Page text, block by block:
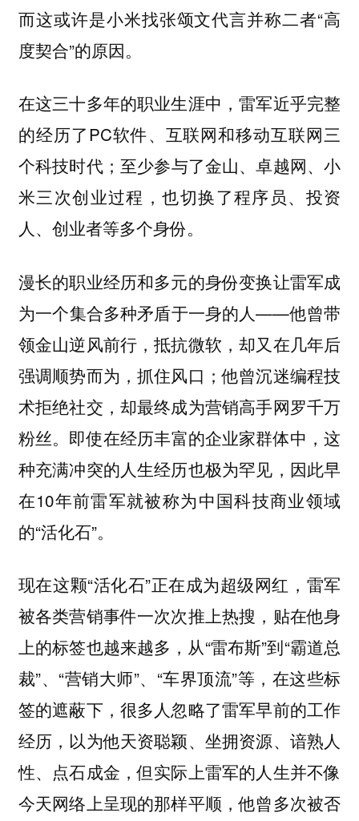
而这或许是小米找张颂文代言并称二者“高
度契合”的原因。
在这三十多年的职业生涯中，雷军近乎完整
的经历了PC软件、互联网和移动互联网三
个科技时代；至少参与了金山、卓越网、小
米三次创业过程，也切换了程序员、投资
人、创业者等多个身份。
漫长的职业经历和多元的身份变换让雷军成
为一个集合多种矛盾于一身的人——他曾带
领金山逆风前行，抵抗微软，却又在几年后
强调顺势而为，抓住风口；他曾沉迷编程技
术拒绝社交，却最终成为营销高手网罗千万
粉丝。 即使在经历丰富的企业家群体中，这
种充满冲突的人生经历也极为罕见，因此早
在10年前雷军就被称为中国科技商业领域
的“活化石”。
现在这颗“活化石”正在成为超级网红，雷军
被各类营销事件一次次推上热搜，贴在他身
上的标签也越来越多，从“雷布斯”到“霸道总
裁”、“营销大师”、“车界顶流”等，在这些标
签的遮蔽下，很多人忽略了雷军早前的工作
经历，以为他天资聪颖、坐拥资源、谙熟人
性、点石成金，但实际上雷军的人生并不像
今天网络上呈现的那样平顺，他曾多次被否